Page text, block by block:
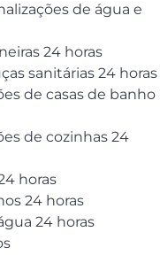
de água e
24 horas
sanitárias 24 horas
de casas de banho
de cozinhas 24
horas
24 horas
24 horas